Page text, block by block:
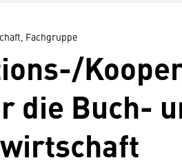
Fachgruppe
die Buch-